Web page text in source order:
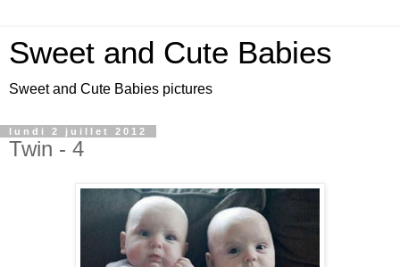
Sweet and Cute Babies
Sweet and Cute Babies pictures
lundi 2 juillet 2012
Twin - 4